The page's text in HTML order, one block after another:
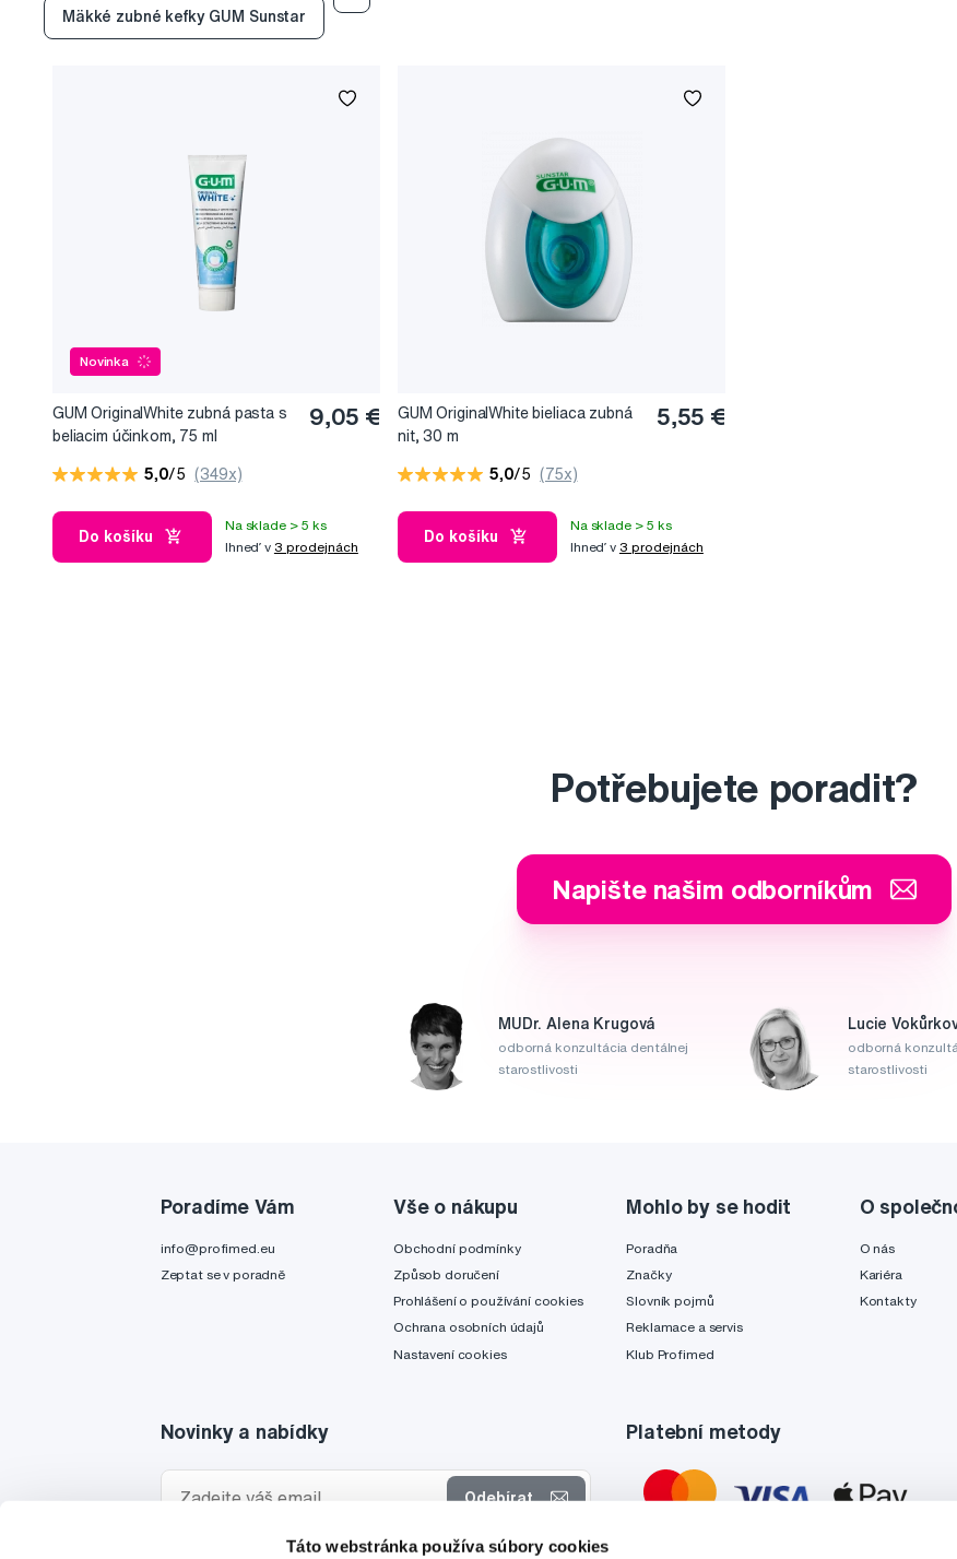
Táto webstránka používa súbory cookies
Mäkké zubné kefky GUM Sunstar
Novinka
GUM OriginalWhite zubná pasta s
beliacim účinkom, 75 ml
9,05 €
5,0/5 (349x)
Do košíku
Na sklade > 5 ks
Ihneď v 3 prodejnách
GUM OriginalWhite bieliaca zubná
nit, 30 m
5,55 €
5,0/5 (75x)
Do košíku
Na sklade > 5 ks
Ihneď v 3 prodejnách
Potřebujete poradit?
Napište našim odborníkům
MUDr. Alena Krugová
odborná konzultácia dentálnej
starostlivosti
Lucie
odborná
starostlivosti
Poradíme Vám
info@profimed.eu
Zeptat se v poradně
Vše o nákupu
Obchodní podmínky
Způsob doručení
Prohlášení o používání cookies
Ochrana osobních údajů
Nastavení cookies
Mohlo by se hodit
Poradňa
Značky
Slovník pojmů
Reklamace a servis
Klub Profimed
O
O nás
Kariéra
Kontakty
Novinky a nabídky
Odebírat
Platební metody